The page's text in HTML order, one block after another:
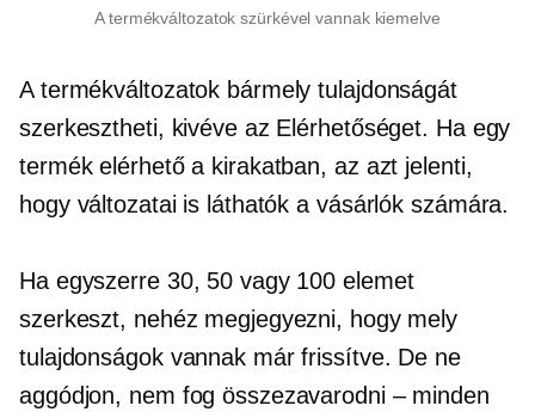
A termékváltozatok szürkével vannak kiemelve
A termékváltozatok bármely tulajdonságát
szerkesztheti, kivéve az Elérhetőséget. Ha egy
termék elérhető a kirakatban, az azt jelenti,
hogy változatai is láthatók a vásárlók számára.
Ha egyszerre 30, 50 vagy 100 elemet
szerkeszt, nehéz megjegyezni, hogy mely
tulajdonságok vannak már frissítve. De ne
aggódjon, nem fog összezavarodni – minden